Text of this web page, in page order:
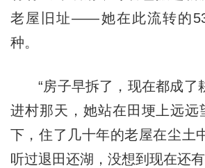
老屋旧址——她在此流转的
种。
“房子早拆了，现在都成了
进村那天，她站在田埂上远远
下，住了几十年的老屋在尘土
听过退田还湖，没想到现在还